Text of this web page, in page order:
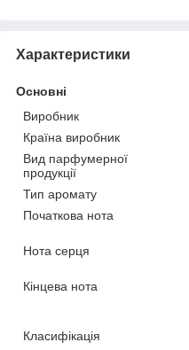
Характеристики
Основні
Виробник
Країна виробник
Вид парфумерної
продукції
Тип аромату
Початкова нота
Нота серця
Кінцева нота
Класифікація